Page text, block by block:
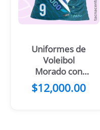
Uniformes de
Voleibol
Morado con
diseños
hexagonales y
$12,000.00